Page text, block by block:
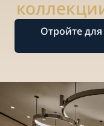
Отройте